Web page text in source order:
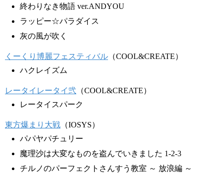
終わりなき物語 ver.ANDYOU
ラッピー☆パラダイス
灰の風が吹く
くーくり博麗フェスティバル （COOL&CREATE）
ハクレイズム
レータイレータイ弐 （COOL&CREATE）
レータイスパーク
東方爆まり大戦 （IOSYS）
パパヤパチュリー
魔理沙は大変なものを盗んでいきました 1-2-3
チルノのパーフェクトさんすう教室 ～ 放浪編 ～